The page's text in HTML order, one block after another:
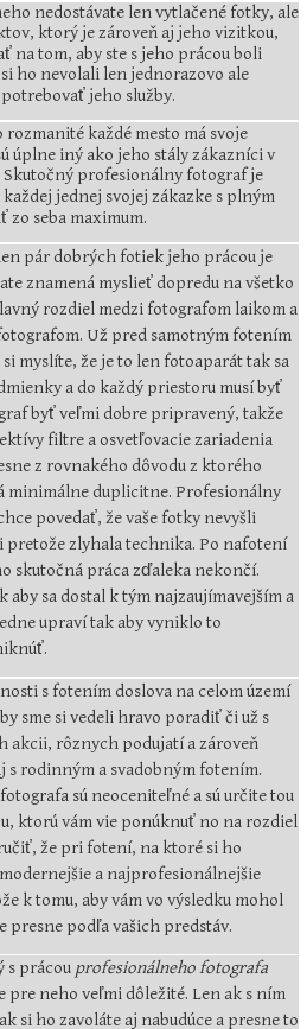
nedostávate len vytlačené fotky, ale
ktorý je zároveň aj jeho vizitkou,
na tom, aby ste s jeho prácou boli
ho nevolali len jednorazovo ale
jeho služby.
každé mesto má svoje
úplne iný ako jeho stály zákazníci v
Skutočný profesionálny fotograf je
jednej svojej zákazke s plným
zo seba maximum.
pár dobrých fotiek jeho prácou je
znamená myslieť dopredu na všetko
rozdiel medzi fotografom laikom a
Už pred samotným fotením
myslíte, že je to len fotoaparát tak sa
a do každý priestoru musí byť
byť veľmi dobre pripravený, takže
filtre a osvetľovacie zariadenia
z rovnakého dôvodu z ktorého
minimálne duplicitne. Profesionálny
povedať, že vaše fotky nevyšli
pretože zlyhala technika. Po nafotení
skutočná práca zďaleka nekončí.
sa dostal k tým najzaujímavejším a
upraví tak aby vyniklo to
s fotením doslova na celom území
sme si vedeli hravo poradiť či už s
akcii, rôznych podujatí a zároveň
s rodinným a svadobným fotením.
sú neoceniteľné a sú určite tou
ktorú vám vie ponúknuť no na rozdiel
že pri fotení, na ktoré si ho
a najprofesionálnejšie
k tomu, aby vám vo výsledku mohol
podľa vašich predstáv.
s prácou profesionálneho fotografa
pre neho veľmi dôležité. Len ak s ním
si ho zavoláte aj nabudúce a presne to